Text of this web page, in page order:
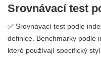
Srovnávací test
✅ Srovnávací test podle
definice. Benchmarky podle
které používají specifický styl